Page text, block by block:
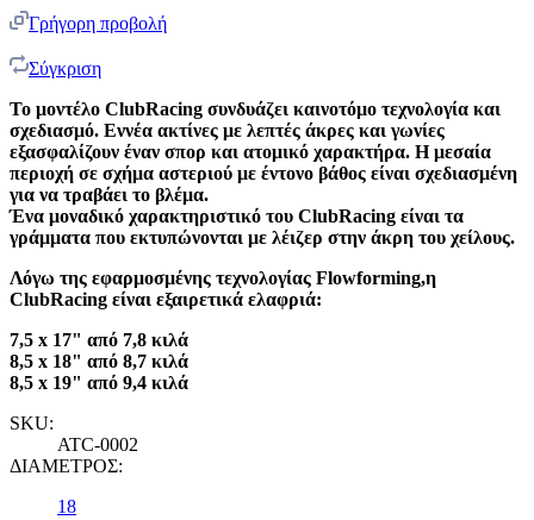
Γρήγορη προβολή
Σύγκριση
Το μοντέλο ClubRacing συνδυάζει καινοτόμο τεχνολογία και
σχεδιασμό. Εννέα ακτίνες με λεπτές άκρες και γωνίες
εξασφαλίζουν έναν σπορ και ατομικό χαρακτήρα. Η μεσαία
περιοχή σε σχήμα αστεριού με έντονο βάθος είναι σχεδιασμένη
για να τραβάει το βλέμα.
Ένα μοναδικό χαρακτηριστικό του ClubRacing είναι τα
γράμματα που εκτυπώνονται με λέιζερ στην άκρη του χείλους.
Λόγω της εφαρμοσμένης τεχνολογίας Flowforming,η
ClubRacing είναι εξαιρετικά ελαφριά:
7,5 x 17" από 7,8 κιλά
8,5 x 18" από 8,7 κιλά
8,5 x 19" από 9,4 κιλά
SKU:
ATC-0002
ΔΙΑΜΕΤΡΟΣ:
18